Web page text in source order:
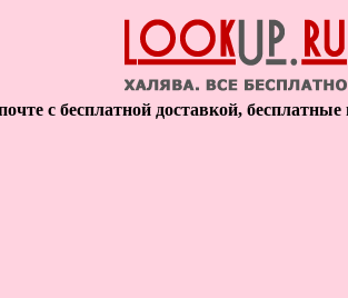
с бесплатной доставкой,